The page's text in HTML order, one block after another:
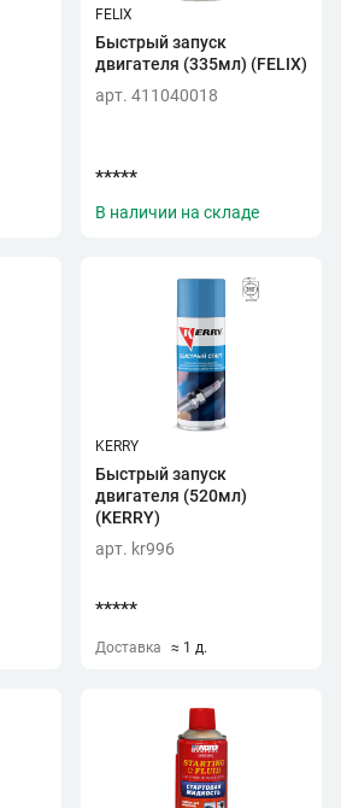
FELIX
Быстрый запуск
двигателя (335мл) (FELIX)
арт. 411040018
*****
В наличии на складе
KERRY
Быстрый запуск
двигателя (520мл)
(KERRY)
арт. kr996
*****
Доставка ≈ 1 д.